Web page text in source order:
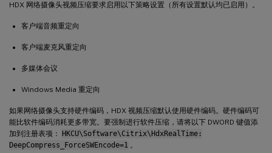
HDX 网络摄像头视频压缩要求启用以下策略设置（所有设置默认均已启用）。
客户端音频重定向
客户端麦克风重定向
多媒体会议
Windows Media 重定向
如果网络摄像头支持硬件编码，HDX 视频压缩默认使用硬件编码。硬件编码可
能比软件编码消耗更多带宽。要强制进行软件压缩，请将以下 DWORD 键值添
加到注册表项：
HKCU\Software\Citrix\HdxRealTime:
DeepCompress_ForceSWEncode=1 。